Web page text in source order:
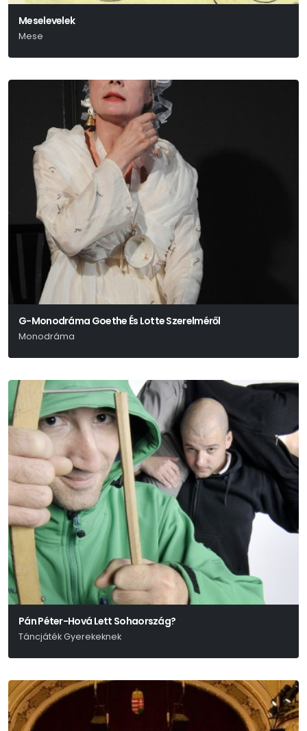
Meselevelek
Mese
G-Monodráma Goethe És Lotte Szerelméről
Monodráma
Pán Péter-Hová Lett Sohaország?
Táncjáték Gyerekeknek